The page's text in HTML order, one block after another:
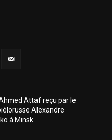
Attaf reçu par le
Alexandre
à Minsk